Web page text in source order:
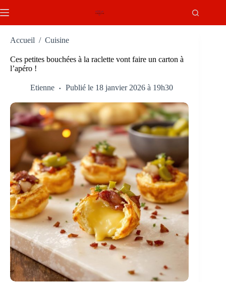
au
Accueil / Cuisine
Ces petites bouchées à la raclette vont faire un carton à
l’apéro !
Etienne Publié le 18 janvier 2026 à 19h30